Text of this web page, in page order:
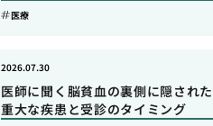
医療
医師に聞く脳貧血の裏側に隠された
重大な疾患と受診のタイミング
2026.07.30